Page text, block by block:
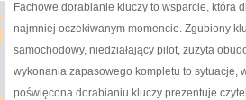
Fachowe dorabianie kluczy to wsparcie, która
najmniej oczekiwanym momencie. Zgubiony
samochodowy, niedziałający pilot, zużyta
wykonania zapasowego kompletu to sytuacje,
poświęcona dorabianiu kluczy prezentuje